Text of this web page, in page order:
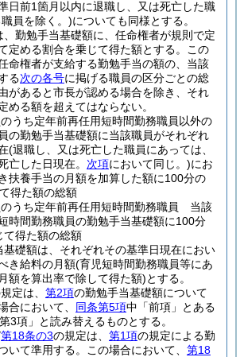
日前1箇月以内に退職し、又は死亡した職
員を除く。)についても同様とする。
、勤勉手当基礎額に、任命権者が規則で定
定める割合を乗じて得た額とする。
この
命権者が支給する勤勉手当の額の、当該
る次の各号に掲げる職員の区分ごとの総
があると市長が認める場合を除き、それ
める額を超えてはならない。
うち定年前再任用短時間勤務職員以外の
勤勉手当基礎額に当該職員がそれぞれ
(退職し、又は死亡した職員にあっては、
亡した日現在。 次項において同じ。)にお
扶養手当の月額を加算した額に100分の
得た額の総額
うち定年前再任用短時間勤務職員 当該
時間勤務職員の勤勉手当基礎額に100分
て得た額の総額
基礎額は、それぞれその基準日現在におい
き給料の月額(育児短時間勤務職員等にあ
額を算出率で除して得た額)とする。
定は、 第2項の勤勉手当基礎額について
合において、 同条第5項中「前項」とある
3項」と読み替えるものとする。
第18条の3の規定は、 第1項の規定による勤
いて準用する。
この場合において、 第18